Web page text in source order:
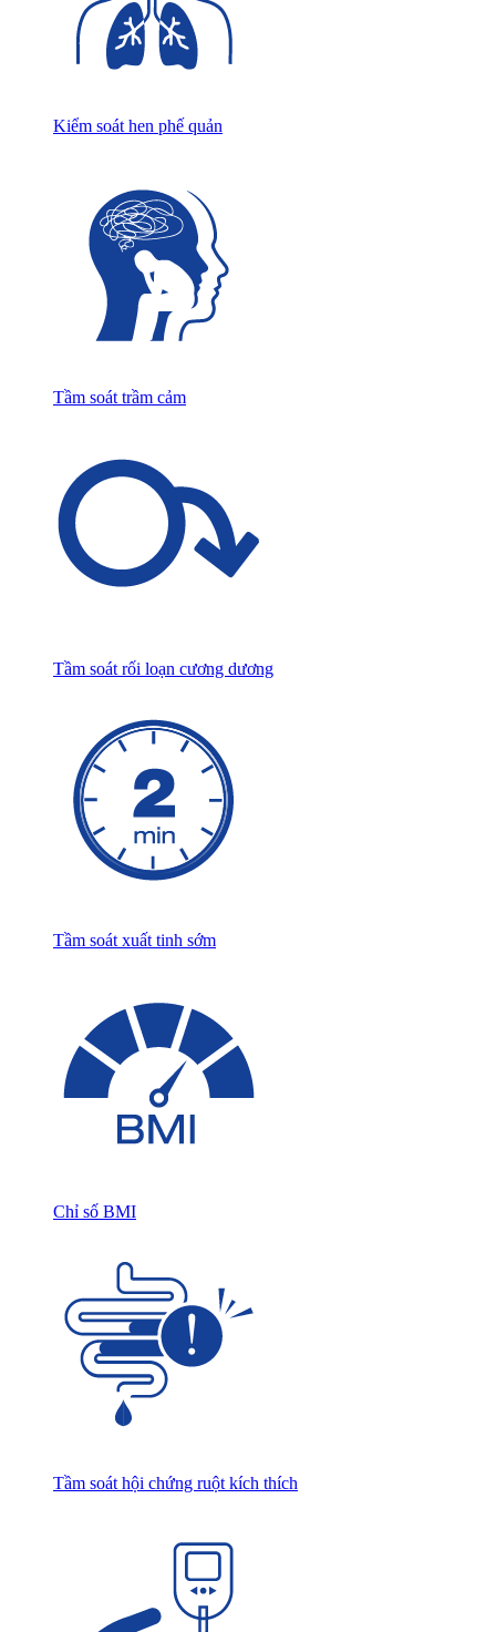
Kiểm soát hen phế quản
Tầm soát trầm cảm
Tầm soát rối loạn cương dương
Tầm soát xuất tinh sớm
Chỉ số BMI
Tầm soát hội chứng ruột kích thích